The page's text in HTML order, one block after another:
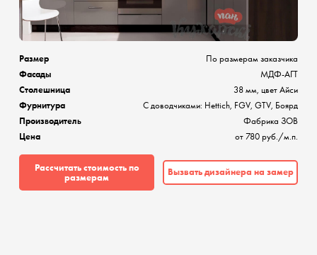
Размер
По размерам заказчика
Фасады
МДФ-АГТ
Столешница
38 мм, цвет Айси
Фурнитура
C доводчиками: Hettich, FGV, GTV, Боярд
Производитель
Фабрика ЗОВ
Цена
от 780 руб./м.п.
Рассчитать стоимость по
размерам
Вызвать дизайнера на замер